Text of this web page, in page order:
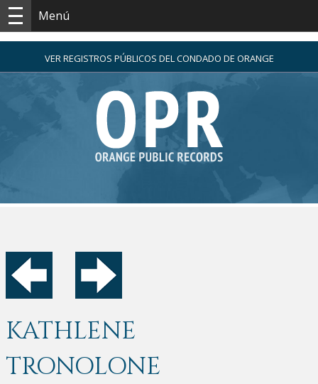
Menú
VER REGISTROS PÚBLICOS DEL CONDADO DE ORANGE
KATHLENE
TRONOLONE